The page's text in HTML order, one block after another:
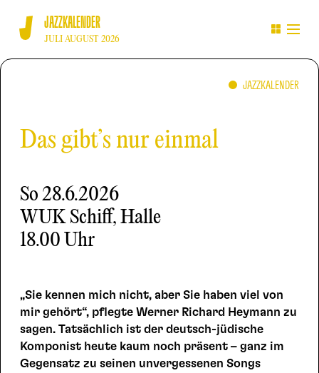
JAZZKALENDER
JULI AUGUST 2026
JAZZKALENDER
Das gibt’s nur einmal
So28.6.2026
WUK Schiff, Halle
18.00 Uhr
„Sie kennen mich nicht, aber Sie haben viel von
mir gehört“, pflegte Werner Richard Heymann zu
sagen. Tatsächlich ist der deutsch-jüdische
Komponist heute kaum noch präsent – ganz im
Gegensatz zu seinen unvergessenen Songs